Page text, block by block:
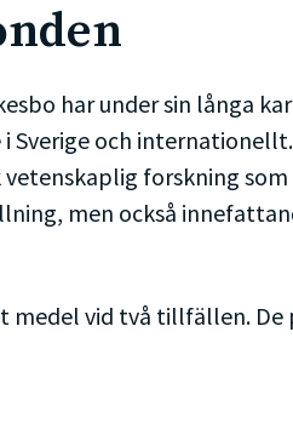
har under sin långa
Sverige och
forskning
men också
medel vid två tillfällen.